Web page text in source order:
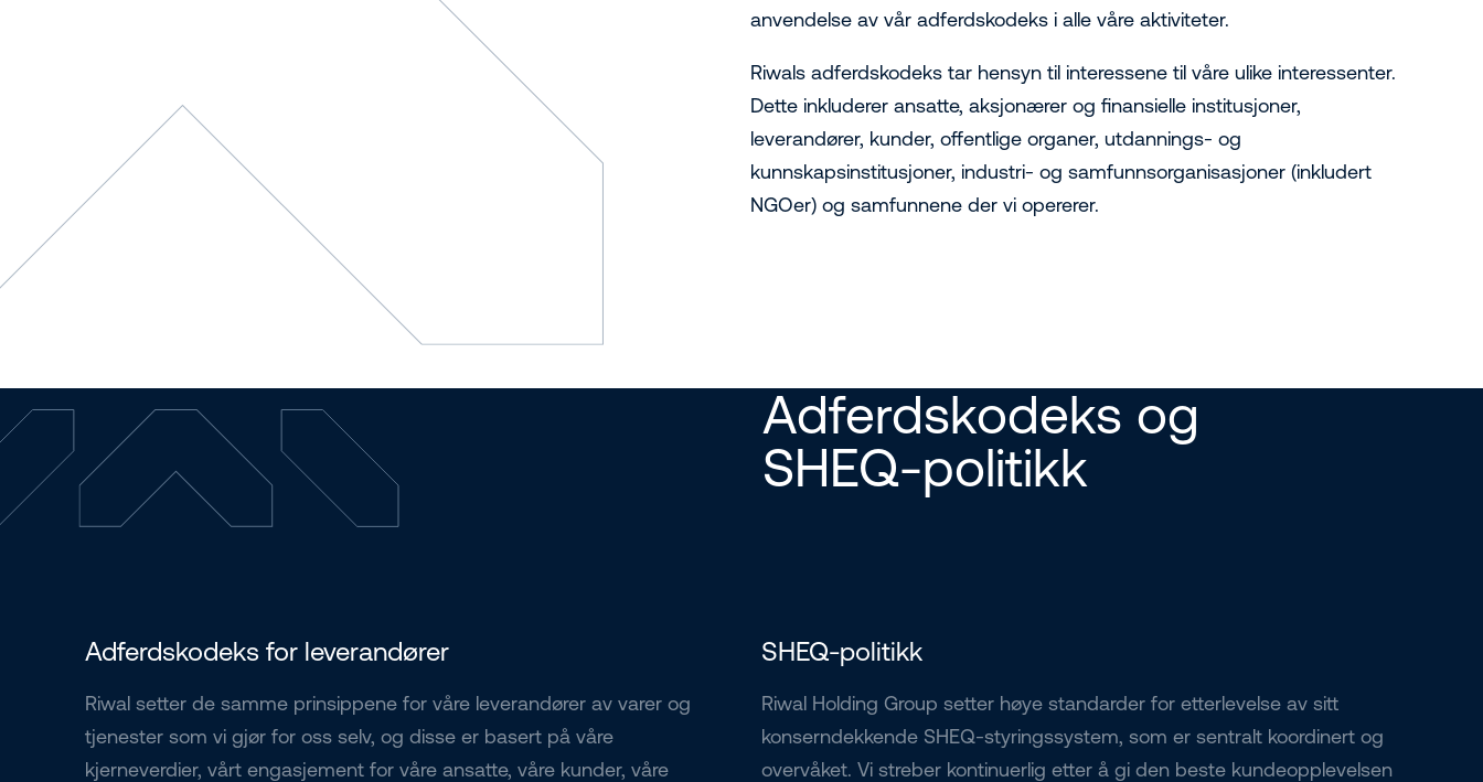
anvendelse av vår adferdskodeks i alle våre aktiviteter.
Riwals adferdskodeks tar hensyn til interessene til våre ulike interessenter.
Dette inkluderer ansatte, aksjonærer og finansielle institusjoner,
leverandører, kunder, offentlige organer, utdannings- og
kunnskapsinstitusjoner, industri- og samfunnsorganisasjoner (inkludert
NGOer) og samfunnene der vi opererer.
Adferdskodeks og
SHEQ-politikk
Adferdskodeks for leverandører
Riwal setter de samme prinsippene for våre leverandører av varer og
tjenester som vi gjør for oss selv, og disse er basert på våre
kjerneverdier, vårt engasjement for våre ansatte, våre kunder, våre
SHEQ-politikk
Riwal Holding Group setter høye standarder for etterlevelse av sitt
konserndekkende SHEQ-styringssystem, som er sentralt koordinert og
overvåket. Vi streber kontinuerlig etter å gi den beste kundeopplevelsen